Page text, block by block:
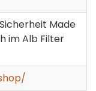
Made
im Alb Filter